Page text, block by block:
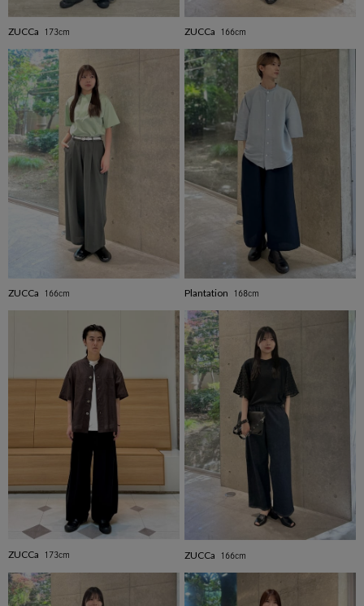
ZUCCa 173cm ZUCCa 166cm
ZUCCa 166cm Plantation 168cm
ZUCCa 173cm ZUCCa 166cm